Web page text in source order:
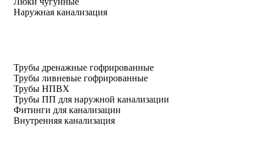
Наружная канализация
Трубы дренажные гофрированные
Трубы ливневые гофрированные
Трубы НПВХ
Трубы ПП для наружной канализации
Фитинги для канализации
Внутренняя канализация